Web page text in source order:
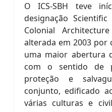
O ICS-SBH teve
designação
Colonial
alterada em 2003 por
uma maior abertura
com o sentido de
proteção e
conjunto, edificado
várias culturas e